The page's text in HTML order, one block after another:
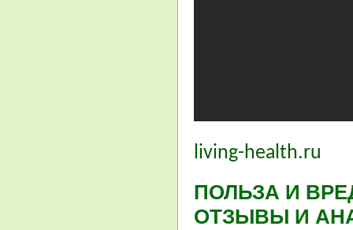
living-health.ru
ПОЛЬЗА И
ОТЗЫВЫ И